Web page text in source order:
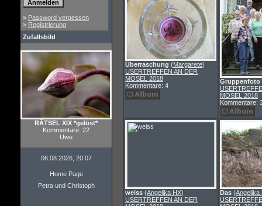
» Password vergessen
» Registrierung
Zufallsbild
RÄTSEL XIX *gelöst*
Kommentare: 22
Uwe
06.08.2026, 20:07
Home Page
Petra und Christoph
Überraschung (Margarete)
USERTREFFEN AN DER
MOSEL 2018
Kommentare: 4
Gruppenfoto
MOSEL 2018
Kommentare:
weiss (Angelika HX)
USERTREFFEN AN DER
Das (Angelika